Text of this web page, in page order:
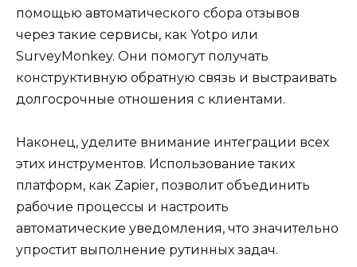
помощью автоматического сбора отзывов
через такие сервисы, как Yotpo или
SurveyMonkey. Они помогут получать
конструктивную обратную связь и выстраивать
долгосрочные отношения с клиентами.
Наконец, уделите внимание интеграции всех
этих инструментов. Использование таких
платформ, как Zapier, позволит объединить
рабочие процессы и настроить
автоматические уведомления, что значительно
упростит выполнение рутинных задач.